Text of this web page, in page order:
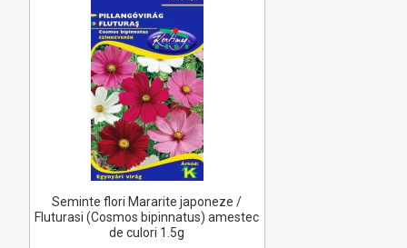
Seminte flori Mararite japoneze /
Fluturasi (Cosmos bipinnatus) amestec
de culori 1.5g